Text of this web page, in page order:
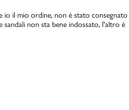
io il mio ordine, non è stato consegnato
sandali non sta bene indossato, l'altro è